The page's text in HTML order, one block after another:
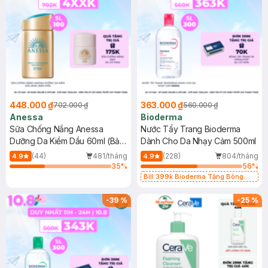
448.000 ₫702.000 ₫
Anessa
Sữa Chống Nắng Anessa
Dưỡng Da Kiềm Dầu 60ml (Bản
Mới)
4.9 (44)
481/tháng
35%
363.000 ₫560.000 ₫
Bioderma
Nước Tẩy Trang Bioderma
Dành Cho Da Nhạy Cảm 500ml
4.9 (228)
804/tháng
56%
Bill 399k Bioderma Tặng Bông
-39% -25 %